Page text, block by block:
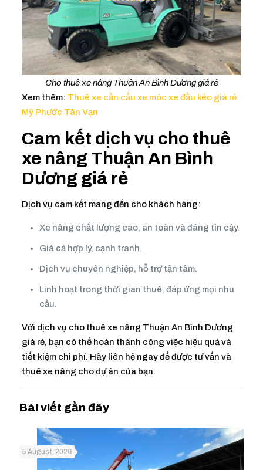
Cho thuê xe nâng Thuận An Bình Dương giá rẻ
Xem thêm: Thuê xe cần cẩu xe móc xe đầu kéo giá rẻ
Mỹ Phước Tân Vạn
Cam kết dịch vụ cho thuê
xe nâng Thuận An Bình
Dương giá rẻ
Dịch vụ cam kết mang đến cho khách hàng:
Xe nâng chất lượng cao, an toàn và đáng tin cậy.
Giá cả hợp lý, cạnh tranh.
Dịch vụ chuyên nghiệp, hỗ trợ tận tâm.
Linh hoạt trong thời gian thuê, đáp ứng mọi nhu
cầu.
Với dịch vụ cho thuê xe nâng Thuận An Bình Dương
giá rẻ, bạn có thể hoàn thành công việc hiệu quả và
tiết kiệm chi phí. Hãy liên hệ ngay để được tư vấn và
thuê xe nâng cho dự án của bạn.
5 August, 2026